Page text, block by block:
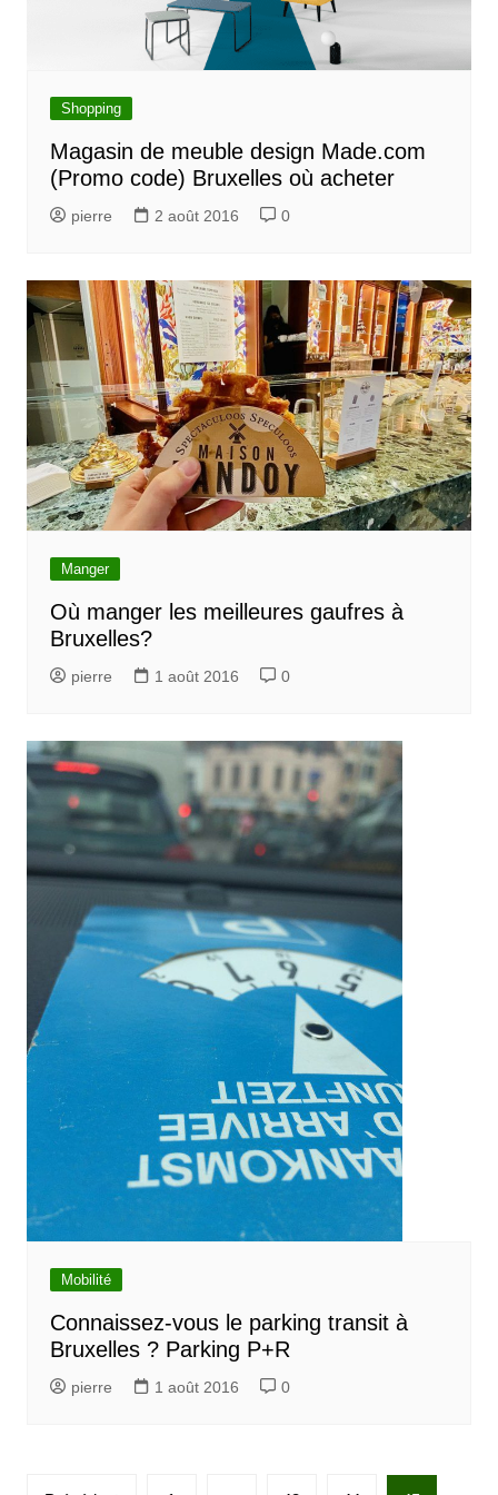
Shopping
Magasin de meuble design Made.com
(Promo code) Bruxelles où acheter
pierre 2 août 2016 0
Manger
Où manger les meilleures gaufres à
Bruxelles?
pierre 1 août 2016 0
Mobilité
Connaissez-vous le parking transit à
Bruxelles ? Parking P+R
pierre 1 août 2016 0